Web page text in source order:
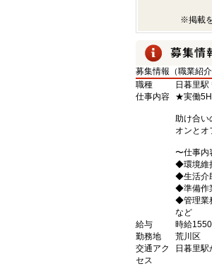
※掲載
募集情報（職業紹介
職種
日暮里
仕事内容
★実働
助け合い
オンとオ
〜仕事内
◆環境維
◆生活介
◆準備作
◆管理業
など
給与
時給
勤務地
荒川区
交通アク
セス
日暮里